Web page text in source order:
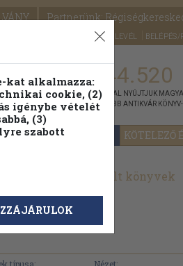
Partnerünk:
SEGÍTSÉG HÍRLEVÉL
OLVASMÁNYOK KÖTELEZŐ
fa 1.144.520
KIADVÁNNYAL NYÚJTJUK
LEGNAGYOBB ANTIKVÁR
könyvek, használt könyvek
kat alkalmazza:
cookie, (2)
igénybe vételét
(3)
szabott